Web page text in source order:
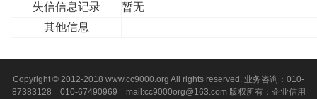
失信信息记录
暂无
其他信息
Copyright © 2012-2018 www.cc9000.org All rights reserved. 业务咨询：010-
87383128 010-67490969 mail:cc9000org@163.com 版权所有：企业信用